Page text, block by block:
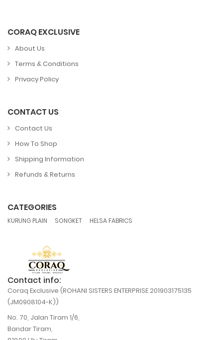
CORAQ EXCLUSIVE
About Us
Terms & Conditions
Privacy Policy
CONTACT US
Contact Us
How To Shop
Shipping Information
Refunds & Returns
CATEGORIES
KURUNG PLAIN SONGKET HELSA FABRICS
Contact info:
Coraq Exclusive (ROHANI SISTERS ENTERPRISE 201903175135
(JM0908104-K))
No. 70, Jalan Tiram 1/6,
Bandar Tiram,